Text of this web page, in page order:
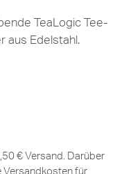
TeaLogic Tee-
aus Edelstahl.
€ Versand. Darüber
Versandkosten für